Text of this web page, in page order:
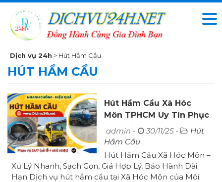
Dịch vụ 24h > Hút Hầm Cầu
HÚT HẦM CẦU
Hút Hầm Cầu Xã Hóc
Môn TPHCM Uy Tín Phục
Vụ 24/7 Giá Rẻ
admin - 30/11/25 -
Hút
Hầm Cầu
Hút Hầm Cầu Xã Hóc Môn –
Xử Lý Nhanh, Sạch Gọn, Giá Hợp Lý, Bảo Hành Dài
Hạn Dịch vụ hút hầm cầu tại Xã Hóc Môn của Môi